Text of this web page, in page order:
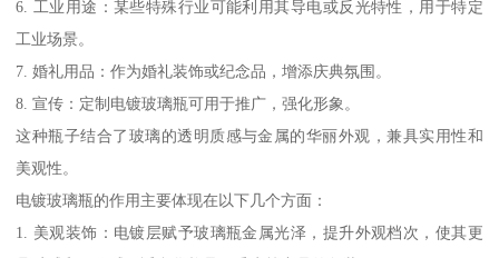
6. 工业用途：某些特殊行业可能利用其导电或反光特性，用于特定
工业场景。
7. 婚礼用品：作为婚礼装饰或纪念品，增添庆典氛围。
8. 宣传：定制电镀玻璃瓶可用于推广，强化形象。
这种瓶子结合了玻璃的透明质感与金属的华丽外观，兼具实用性和
美观性。
电镀玻璃瓶的作用主要体现在以下几个方面：
1. 美观装饰：电镀层赋予玻璃瓶金属光泽，提升外观档次，使其更